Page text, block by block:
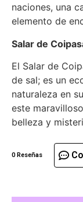
naciones, una
elemento de
Salar de
El Salar de
de sal; es un
naturaleza en
este
belleza y
0 Reseñas